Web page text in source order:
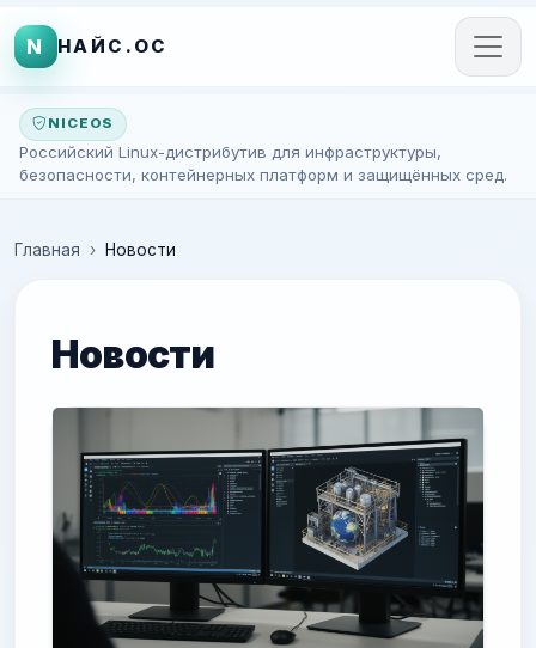
N НАЙС.ОС
NICEOS
Российский Linux-дистрибутив для инфраструктуры,
безопасности, контейнерных платформ и защищённых сред.
Главная Новости
Новости